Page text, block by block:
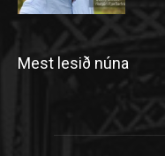
Mest lesið núna